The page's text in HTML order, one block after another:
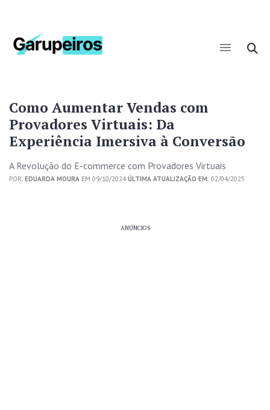
Como Aumentar Vendas com
Provadores Virtuais: Da
Experiência Imersiva à Conversão
A Revolução do E-commerce com Provadores Virtuais
POR: EDUARDA MOURA EM 09/10/2024ÚLTIMA ATUALIZAÇÃO EM: 02/04/2025
ANÚNCIOS